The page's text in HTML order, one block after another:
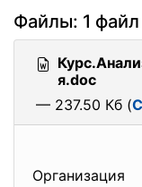
Файлы: 1 файл
я.doc
— 237.50 Кб (
Организация